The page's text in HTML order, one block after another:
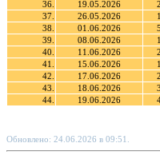
36.
19.05.2026 2
37.
26.05.2026 1
38.
01.06.2026 5
39.
08.06.2026 1
40.
11.06.2026 2
41.
15.06.2026 1
42.
17.06.2026 2
43.
18.06.2026 3
44.
19.06.2026
Обновлено: 24.06.2026 в 09:51.